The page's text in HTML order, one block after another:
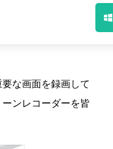
な画面を録画して
ンレコーダーを皆